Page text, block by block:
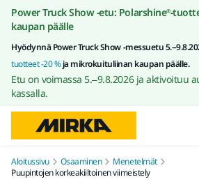
Siirry
Power Truck Show -etu: Polarshine®-
kaupan päälle
Hyödynnä Power Truck Show -messuetu
tuotteet -20 %ja mikrokuituliinan kaupan päälle.
Etu on voimassa 5.–9.8.2026 ja aktivoituu
kassalla.
Aloitussivu Osaaminen
Menetelmät
Puupintojen korkeakiiltoinen viimeistely